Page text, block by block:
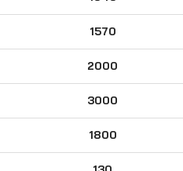
1570
2000
3000
1800